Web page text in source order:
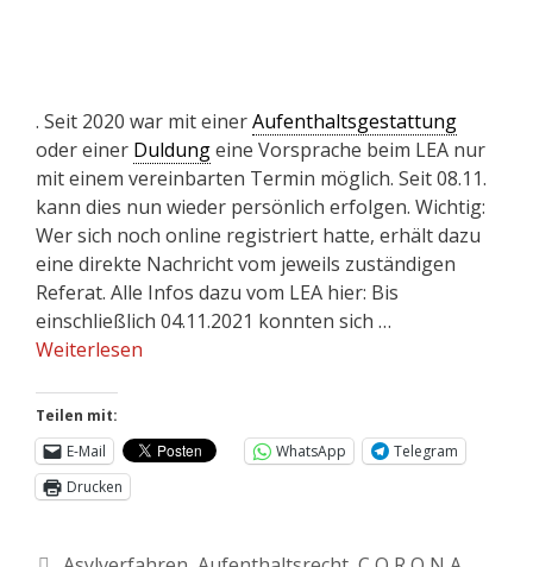
. Seit 2020 war mit einerAufenthaltsgestattung
oder einer Duldungeine Vorsprache beim LEA nur
mit einem vereinbarten Termin möglich. Seit 08.11.
kann dies nun wieder persönlich erfolgen. Wichtig:
Wer sich noch online registriert hatte, erhält dazu
eine direkte Nachricht vom jeweils zuständigen
Referat. Alle Infos dazu vom LEA hier: Bis
einschließlich 04.11.2021 konnten sich …
Weiterlesen
Teilen mit:
E-Mail
WhatsApp
Telegram
Drucken